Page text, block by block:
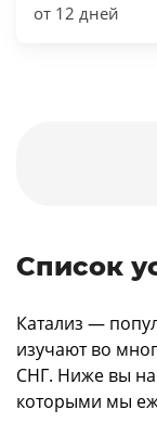
от 12 дней
Список
Катализ —
изучают во
СНГ. Ниже вы
которыми мы